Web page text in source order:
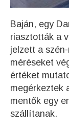
Baján, egy
riasztották a
jelzett a
méréseket
értéket
megérkeztek
mentők egy
szállítanak.